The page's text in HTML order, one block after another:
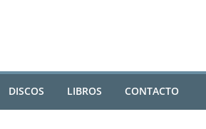
DISCOS LIBROS CONTACTO